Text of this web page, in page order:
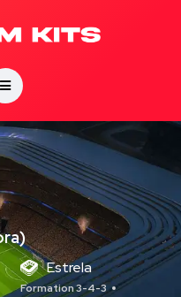
Estrela
Formation 3-4-3